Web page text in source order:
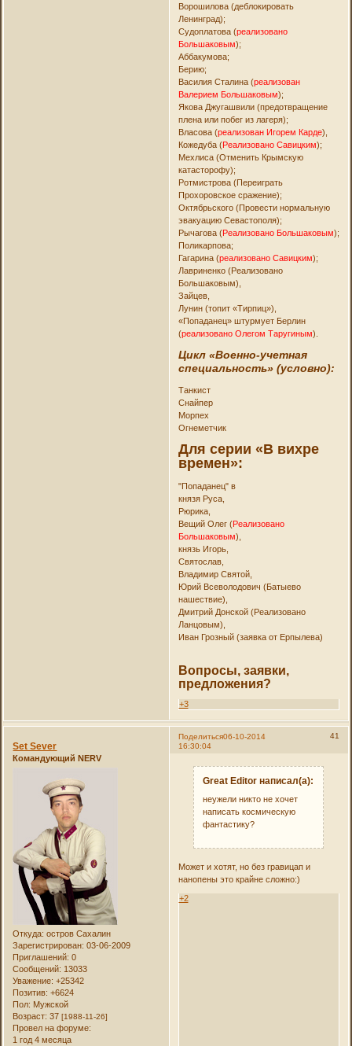
Ворошилова (деблокировать
Ленинград);
Судоплатова (реализовано
Большаковым);
Аббакумова;
Берию;
Василия Сталина (реализован
Валерием Большаковым);
Якова Джугашвили (предотвращение
плена или побег из лагеря);
Власова (реализован Игорем Карде),
Кожедуба (Реализовано Савицким);
Мехлиса (Отменить Крымскую
катасторофу);
Ротмистрова (Переиграть
Прохоровское сражение);
Октябрьского (Провести нормальную
эвакуацию Севастополя);
Рычагова (Реализовано Большаковым);
Поликарпова;
Гагарина (реализовано Савицким);
Лавриненко (Реализовано
Большаковым),
Зайцев,
Лунин (топит «Тирпиц»),
«Попаданец» штурмует Берлин
(реализовано Олегом Таругиным).
Цикл «Военно-учетная
специальность» (условно):
Танкист
Снайпер
Морпех
Огнеметчик
Для серии «В вихре
времен»:
"Попаданец" в
князя Руса,
Рюрика,
Вещий Олег (Реализовано
Большаковым),
князь Игорь,
Святослав,
Владимир Святой,
Юрий Всеволодович (Батыево
нашествие),
Дмитрий Донской (Реализовано
Ланцовым),
Иван Грозный (заявка от Ерпылева)
Вопросы, заявки,
предложения?
+3
Поделиться 41
06-10-2014
16:30:04
Set Sever
Командующий NERV
Откуда: остров Сахалин
Зарегистрирован: 03-06-2009
Приглашений: 0
Сообщений: 13033
Уважение: +25342
Позитив: +6624
Пол: Мужской
Возраст: 37[1988-11-26]
Провел на форуме:
1 год 4 месяца
Great Editor написал(а):
неужели никто не хочет
написать космическую
фантастику?
Может и хотят, но без гравицап и
нанопены это крайне сложно:)
+2